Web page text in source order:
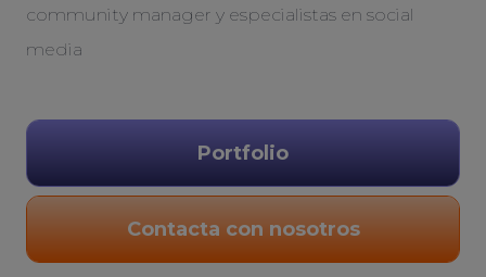
community manager y especialistas en social
media
Portfolio
Contacta con nosotros